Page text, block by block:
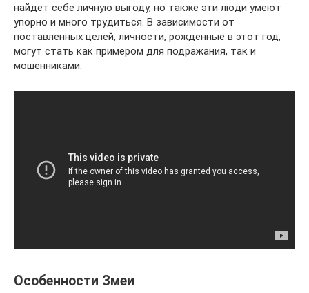
найдет себе личную выгоду, но также эти люди умеют
упорно и много трудиться. В зависимости от
поставленных целей, личности, рожденные в этот год,
могут стать как примером для подражания, так и
мошенниками.
Особенности Змеи